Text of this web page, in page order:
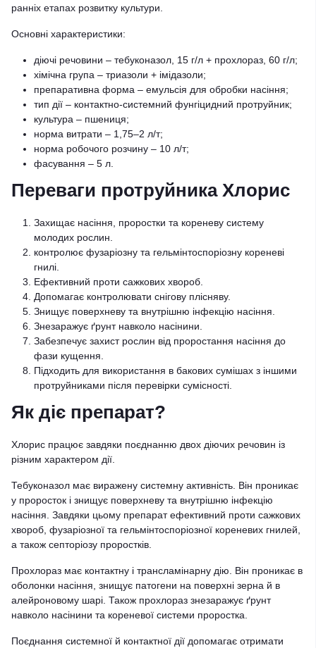
ранніх етапах розвитку культури.
Основні характеристики:
діючі речовини – тебуконазол, 15 г/л + прохлораз, 60 г/л;
хімічна група – триазоли + імідазоли;
препаративна форма – емульсія для обробки насіння;
тип дії – контактно-системний фунгіцидний протруйник;
культура – пшениця;
норма витрати – 1,75–2 л/т;
норма робочого розчину – 10 л/т;
фасування – 5 л.
Переваги протруйника Хлорис
Захищає насіння, проростки та кореневу систему
молодих рослин.
контролює фузаріозну та гельмінтоспоріозну кореневі
гнилі.
Ефективний проти сажкових хвороб.
Допомагає контролювати снігову плісняву.
Знищує поверхневу та внутрішню інфекцію насіння.
Знезаражує ґрунт навколо насінини.
Забезпечує захист рослин від проростання насіння до
фази кущення.
Підходить для використання в бакових сумішах з іншими
протруйниками після перевірки сумісності.
Як діє препарат?
Хлорис працює завдяки поєднанню двох діючих речовин із
різним характером дії.
Тебуконазол має виражену системну активність. Він проникає
у проросток і знищує поверхневу та внутрішню інфекцію
насіння. Завдяки цьому препарат ефективний проти сажкових
хвороб, фузаріозної та гельмінтоспоріозної кореневих гнилей,
а також септоріозу проростків.
Прохлораз має контактну і трансламінарну дію. Він проникає в
оболонки насіння, знищує патогени на поверхні зерна й в
алейроновому шарі. Також прохлораз знезаражує ґрунт
навколо насінини та кореневої системи проростка.
Поєднання системної й контактної дії допомагає отримати